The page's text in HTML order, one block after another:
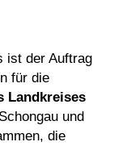
ist der Auftrag
für die
Landkreises
und
die